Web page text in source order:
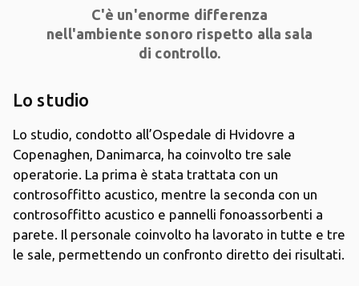
C'è un'enorme differenza
nell'ambiente sonoro rispetto alla sala
di controllo.
Lo studio
Lo studio, condotto all’Ospedale di Hvidovre a
Copenaghen, Danimarca, ha coinvolto tre sale
operatorie. La prima è stata trattata con un
controsoffitto acustico, mentre la seconda con un
controsoffitto acustico e pannelli fonoassorbenti a
parete. Il personale coinvolto ha lavorato in tutte e tre
le sale, permettendo un confronto diretto dei risultati.